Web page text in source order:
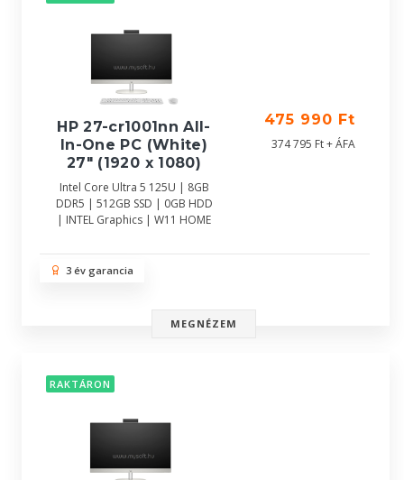
HP 27-cr1001nn All-
In-One PC (White)
27" (1920 x 1080)
Intel Core Ultra 5 125U | 8GB
DDR5 | 512GB SSD | 0GB HDD
| INTEL Graphics | W11 HOME
475 990 Ft
374 795 Ft + ÁFA
3 év garancia
MEGNÉZEM
RAKTÁRON